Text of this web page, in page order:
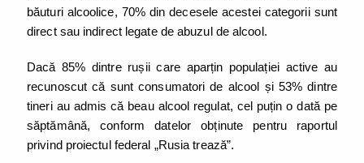
băuturi alcoolice, 70% din decesele acestei categorii sunt
direct sau indirect legate de abuzul de alcool.
Dacă 85% dintre rușii care aparțin populației active au
recunoscut că sunt consumatori de alcool și 53% dintre
tineri au admis că beau alcool regulat, cel puțin o dată pe
săptămână, conform datelor obținute pentru raportul
privind proiectul federal „Rusia trează”.